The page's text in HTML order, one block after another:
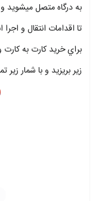
به درگاه متصل ميشويد
تا اقدامات انتقال و
زير بريزيد و با شمار